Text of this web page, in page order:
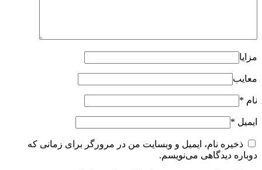
مزایا
معایب
نام *
ایمیل *
ذخیره نام، ایمیل و وبسایت من در مرورگر برای زمانی که
دوباره دیدگاهی می‌نویسم.